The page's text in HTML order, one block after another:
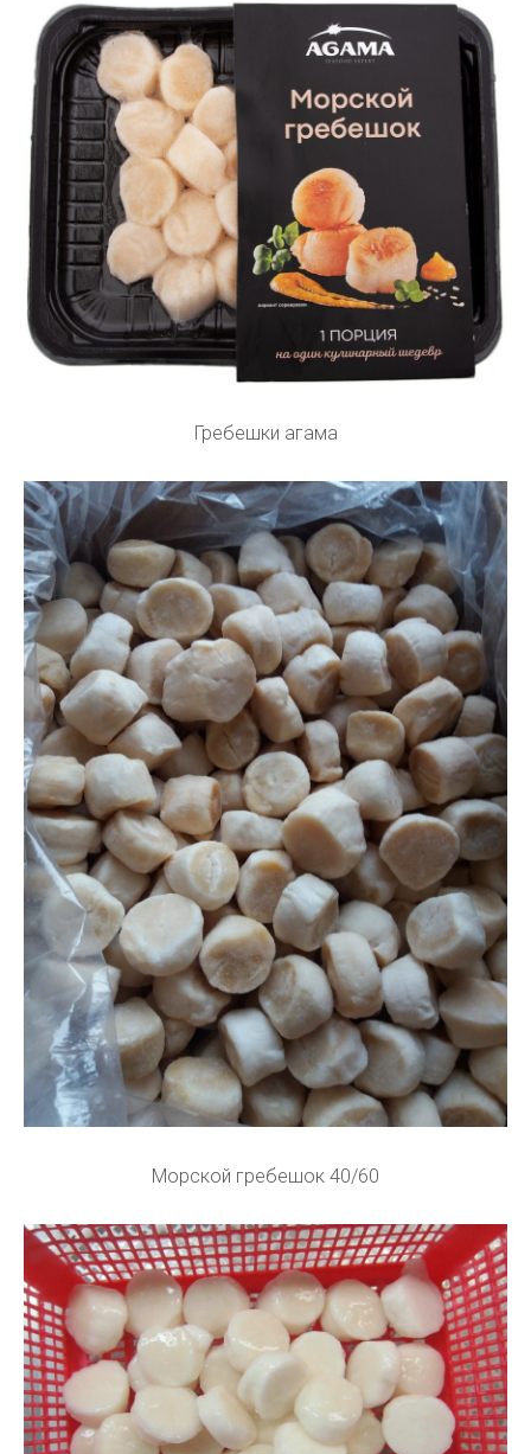
Гребешки агама
Морской гребешок 40/60